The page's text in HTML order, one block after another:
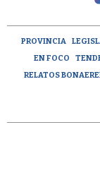
PROVINCIA
EN FOCO
RELATOS